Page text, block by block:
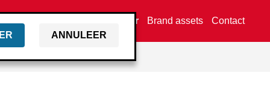
ANNULEER
Vind een dealer Brand assets Contact